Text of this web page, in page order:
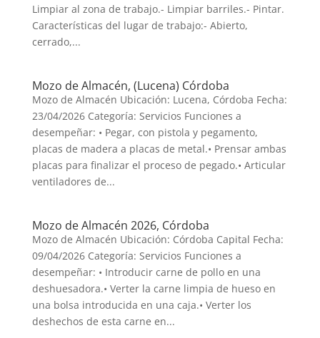
Limpiar al zona de trabajo.- Limpiar barriles.- Pintar.
Características del lugar de trabajo:- Abierto,
cerrado,...
Mozo de Almacén, (Lucena) Córdoba
Mozo de Almacén Ubicación: Lucena, Córdoba Fecha:
23/04/2026 Categoría: Servicios Funciones a
desempeñar: • Pegar, con pistola y pegamento,
placas de madera a placas de metal.• Prensar ambas
placas para finalizar el proceso de pegado.• Articular
ventiladores de...
Mozo de Almacén 2026, Córdoba
Mozo de Almacén Ubicación: Córdoba Capital Fecha:
09/04/2026 Categoría: Servicios Funciones a
desempeñar: • Introducir carne de pollo en una
deshuesadora.• Verter la carne limpia de hueso en
una bolsa introducida en una caja.• Verter los
deshechos de esta carne en...